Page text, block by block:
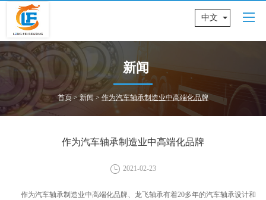
中文
新闻
首页 >新闻 > 作为汽车轴承制造业中高端化品牌
作为汽车轴承制造业中高端化品牌
2021-02-23
作为汽车轴承制造业中高端化品牌、龙飞轴承有着20多年的汽车轴承设计和